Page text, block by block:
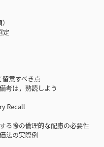
定
意すべき点
考は，熟読しよう
Recall
る際の倫理的な配慮の必要性
法の実際例